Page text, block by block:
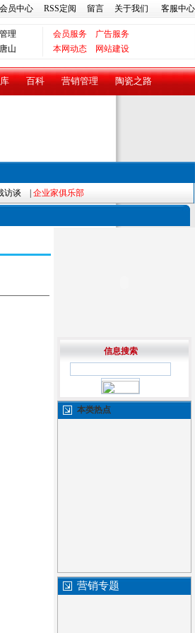
会员中心 RSS定阅 留言 关于我们 客服中心
理 会员服务
广告服务
山
本网动态 网站建设
百科 营销管理 陶瓷之路
访谈 企业家俱乐部
信息搜索
本类热点
营销专题